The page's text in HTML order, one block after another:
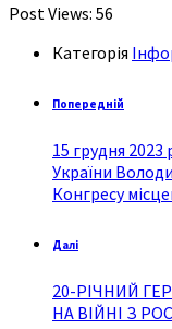
Post Views: 56
Категорія
Попередній
15 грудня
України
Конгресу
Далі
20-РІЧНИЙ
НА ВІЙНІ З